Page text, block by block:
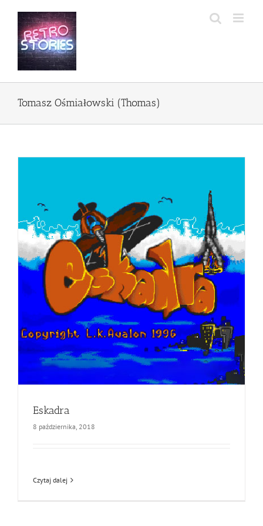
zawartości
Tomasz Ośmiałowski (Thomas)
Eskadra
8 października, 2018
Czytaj dalej